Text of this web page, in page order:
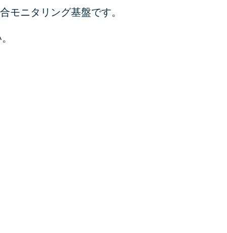
モニタリング基盤です。